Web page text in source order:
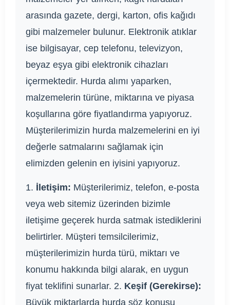
arasında gazete, dergi, karton, ofis kağıdı
gibi malzemeler bulunur. Elektronik atıklar
ise bilgisayar, cep telefonu, televizyon,
beyaz eşya gibi elektronik cihazları
içermektedir. Hurda alımı yaparken,
malzemelerin türüne, miktarına ve piyasa
koşullarına göre fiyatlandırma yapıyoruz.
Müşterilerimizin hurda malzemelerini en iyi
değerle satmalarını sağlamak için
elimizden gelenin en iyisini yapıyoruz.
1. İletişim: Müşterilerimiz, telefon, e-posta
veya web sitemiz üzerinden bizimle
iletişime geçerek hurda satmak istediklerini
belirtirler. Müşteri temsilcilerimiz,
müşterilerimizin hurda türü, miktarı ve
konumu hakkında bilgi alarak, en uygun
fiyat teklifini sunarlar. 2. Keşif (Gerekirse):
Büyük miktarlarda hurda söz konusu